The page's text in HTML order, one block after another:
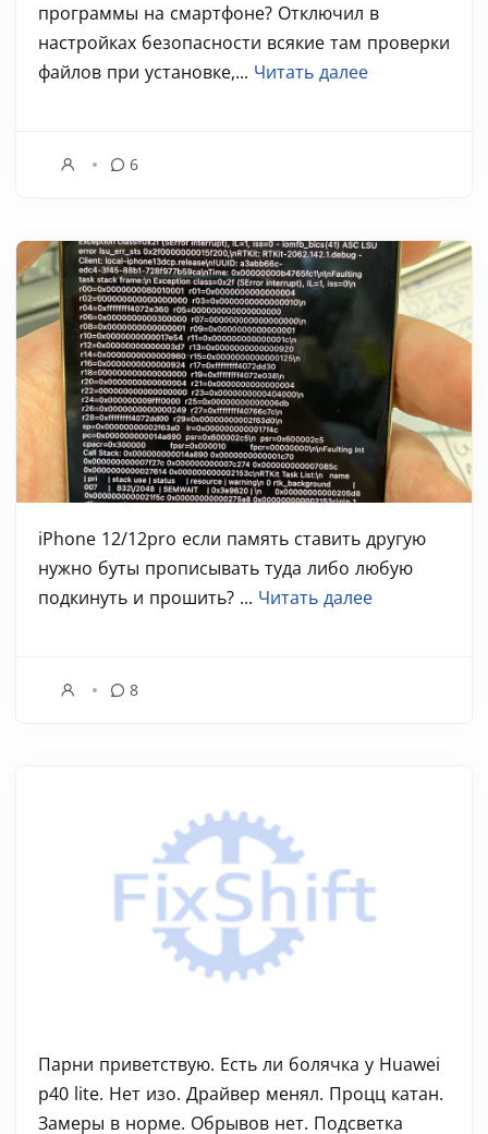
программы на смартфоне? Отключил в
настройках безопасности всякие там проверки
файлов при установке,... Читать далее
6
iPhone 12/12pro если память ставить другую
нужно буты прописывать туда либо любую
подкинуть и прошить? ... Читать далее
8
Парни приветствую. Есть ли болячка у Huawei
p40 lite. Нет изо. Драйвер менял. Процц катан.
Замеры в норме. Обрывов нет. Подсветка